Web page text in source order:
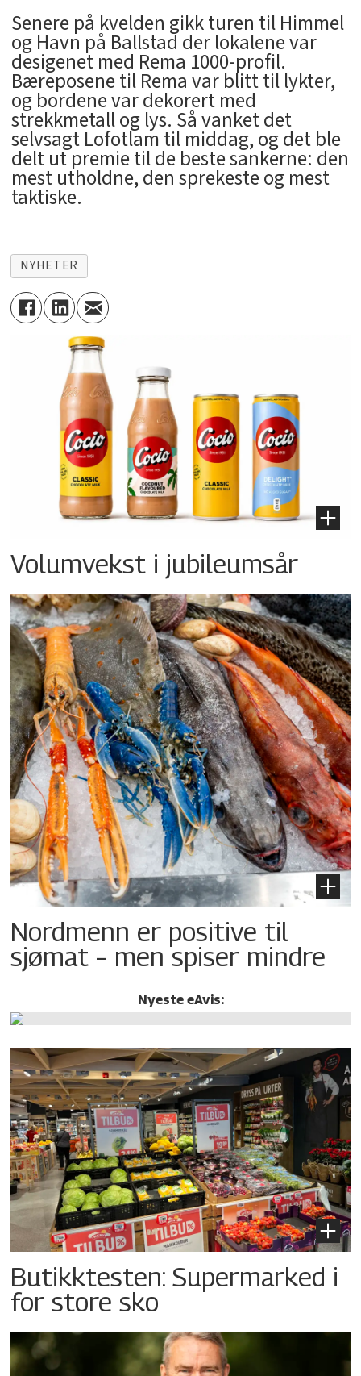
Senere på kvelden gikk turen til Himmel
og Havn på Ballstad der lokalene var
desigenet med Rema 1000-profil.
Bæreposene til Rema var blitt til lykter,
og bordene var dekorert med
strekkmetall og lys. Så vanket det
selvsagt Lofotlam til middag, og det ble
delt ut premie til de beste sankerne: den
mest utholdne, den sprekeste og mest
taktiske.
NYHETER
Volumvekst i jubileumsår
Nordmenn er positive til
sjømat – men spiser mindre
Nyeste eAvis:
Butikktesten: Supermarked i
for store sko